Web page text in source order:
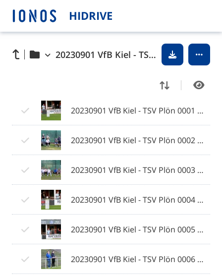
HIDRIVE
20230901 VfB Kiel - TSV Plön © 2023 Ismail Yesilyurt
20230901 VfB Kiel - TSV Plön 0001 © 2023 Ismail Yesilyurt.jpg
20230901 VfB Kiel - TSV Plön 0002 © 2023 Ismail Yesilyurt.jpg
20230901 VfB Kiel - TSV Plön 0003 © 2023 Ismail Yesilyurt.jpg
20230901 VfB Kiel - TSV Plön 0004 © 2023 Ismail Yesilyurt.jpg
20230901 VfB Kiel - TSV Plön 0005 © 2023 Ismail Yesilyurt.jpg
20230901 VfB Kiel - TSV Plön 0006 © 2023 Ismail Yesilyurt.jpg